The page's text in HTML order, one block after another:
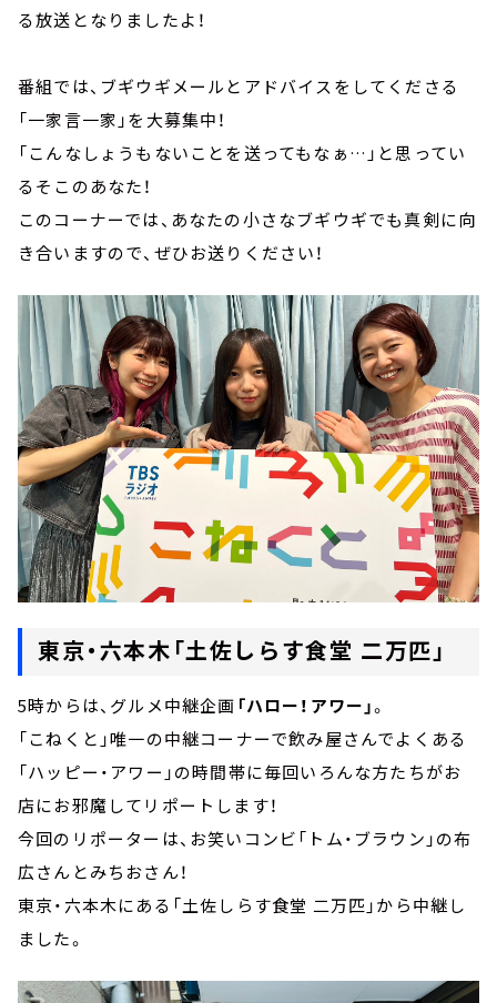
る放送となりましたよ！
番組では、ブギウギメールとアドバイスをしてくださる
「一家言一家」を大募集中！
「こんなしょうもないことを送ってもなぁ…」と思ってい
るそこのあなた！
このコーナーでは、あなたの小さなブギウギでも真剣に向
き合いますので、ぜひお送りください！
東京・六本木「土佐しらす食堂 二万匹」
5時からは、グルメ中継企画 「ハロー！アワー」。
「こねくと」唯一の中継コーナーで飲み屋さんでよくある
「ハッピー・アワー」の時間帯に毎回いろんな方たちがお
店にお邪魔してリポートします！
今回のリポーターは、お笑いコンビ「トム・ブラウン」の布
広さんとみちおさん！
東京・六本木にある「土佐しらす食堂 二万匹」から中継し
ました。